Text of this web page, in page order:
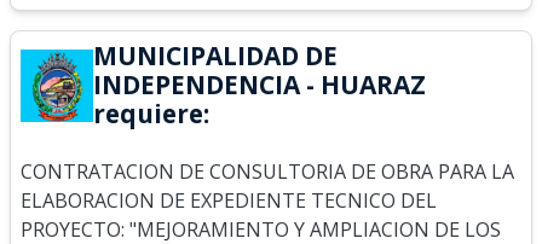
MUNICIPALIDAD DE
INDEPENDENCIA - HUARAZ
requiere:
CONTRATACION DE CONSULTORIA DE OBRA PARA LA
ELABORACION DE EXPEDIENTE TECNICO DEL
PROYECTO: "MEJORAMIENTO Y AMPLIACION DE LOS